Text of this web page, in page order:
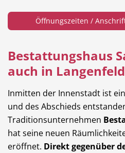
Hotel
Öffnungszeiten /
Bestattungshaus
auch in Langenfeld
Inmitten der Innenstadt ist
und des Abschieds
Traditionsunternehmen
hat seine neuen
eröffnet. Direkt gegenüber